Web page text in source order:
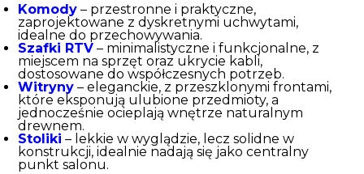
Komody – przestronne i praktyczne,
zaprojektowane z dyskretnymi uchwytami,
idealne do przechowywania.
Szafki RTV – minimalistyczne i funkcjonalne, z
miejscem na sprzęt oraz ukrycie kabli,
dostosowane do współczesnych potrzeb.
Witryny – eleganckie, z przeszklonymi frontami,
które eksponują ulubione przedmioty, a
jednocześnie ocieplają wnętrze naturalnym
drewnem.
Stoliki – lekkie w wyglądzie, lecz solidne w
konstrukcji, idealnie nadają się jako centralny
punkt salonu.